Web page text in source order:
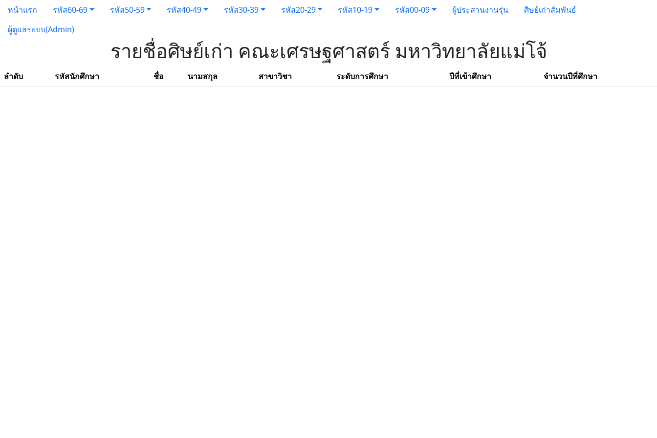
หน้าแรก รหัส60-69 รหัส50-59 รหัส40-49 รหัส30-39 รหัส20-29 รหัส10-19 รหัส00-09 ผู้ประสานงานรุ่น
ศิษย์เก่าสัมพันธ์
ผู้ดูแลระบบ(Admin)
รายชื่อศิษย์เก่า คณะเศรษฐศาสตร์ มหาวิทยาลัยแม่โจ้
ลำดับ รหัสนักศึกษา ชื่อ นามสกุล สาขาวิชา ระดับการศึกษา ปีที่เข้าศึกษา จำนวนปีที่ศึกษา